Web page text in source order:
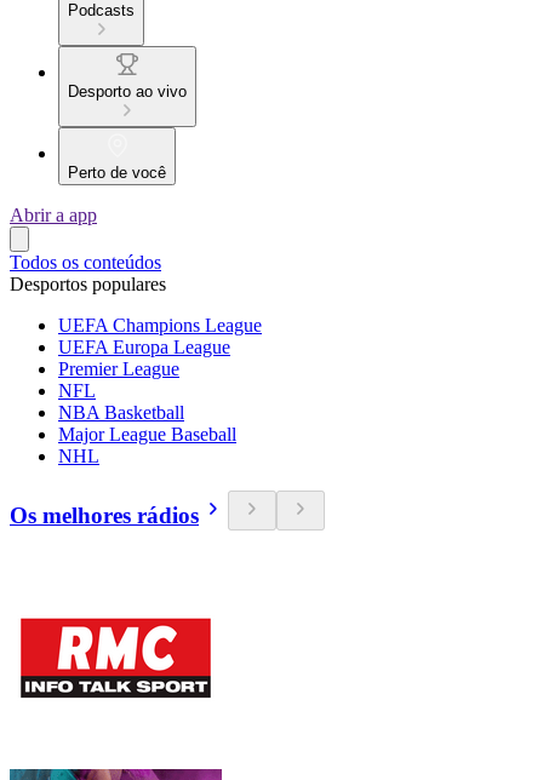
Podcasts
Desporto ao vivo
Perto de você
Abrir a app
Todos os conteúdos
Desportos populares
UEFA Champions League
UEFA Europa League
Premier League
NFL
NBA Basketball
Major League Baseball
NHL
Os melhores rádios